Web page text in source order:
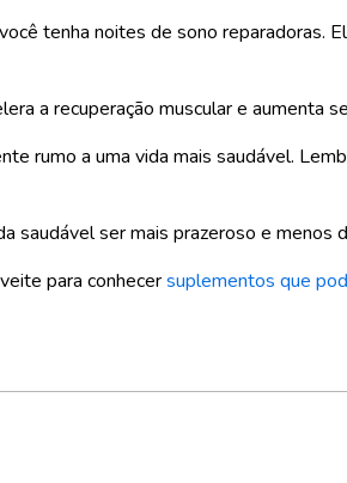
tenha noites de sono reparadoras.
a recuperação muscular e aumenta
rumo a uma vida mais saudável.
saudável ser mais prazeroso e menos
para conhecersuplementos que